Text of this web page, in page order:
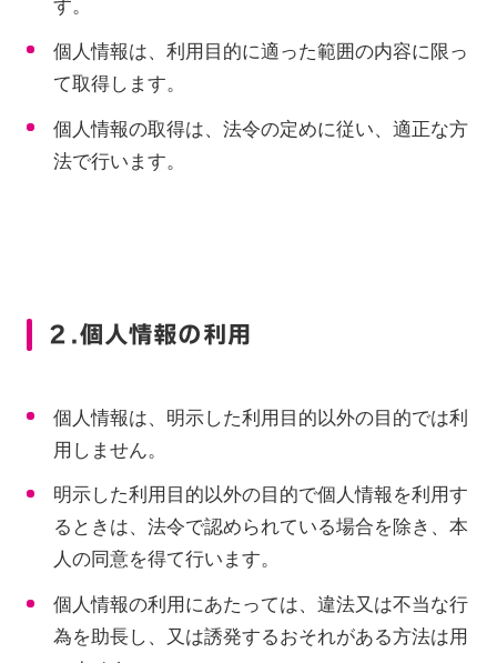
す。
個人情報は、利用目的に適った範囲の内容に限っ
て取得します。
個人情報の取得は、法令の定めに従い、適正な方
法で行います。
２.個人情報の利用
個人情報は、明示した利用目的以外の目的では利
用しません。
明示した利用目的以外の目的で個人情報を利用す
るときは、法令で認められている場合を除き、本
人の同意を得て行います。
個人情報の利用にあたっては、違法又は不当な行
為を助長し、又は誘発するおそれがある方法は用